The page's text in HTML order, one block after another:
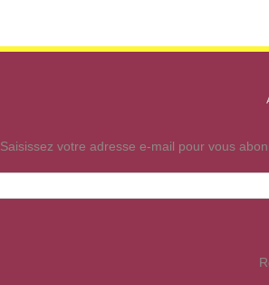
Saisissez votre adresse e-mail pour vous